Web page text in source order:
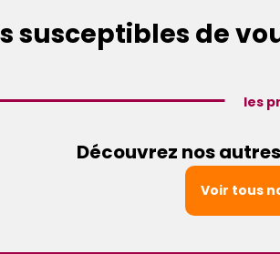
susceptibles de
les
Découvrez nos
Voir tous